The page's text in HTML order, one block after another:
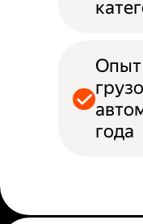
Опыт
года